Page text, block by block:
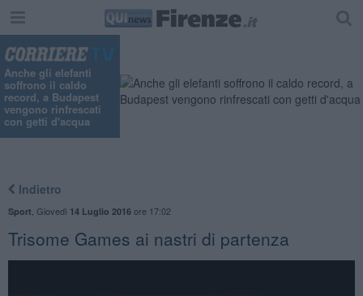
Anche gli elefanti
soffrono il caldo
record, a Budapest
vengono rinfrescati
con getti d'acqua
Indietro
Sport Giovedì 14 Luglio 2016ore 17:02
Trisome Games ai nastri di partenza